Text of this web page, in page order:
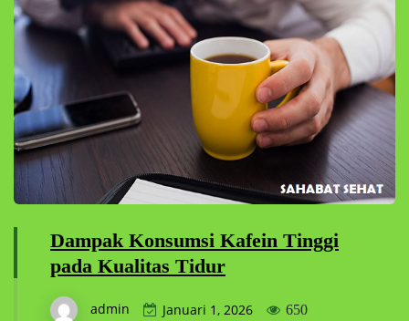
Dampak Konsumsi Kafein Tinggi
pada Kualitas Tidur
admin Januari 1, 2026 650